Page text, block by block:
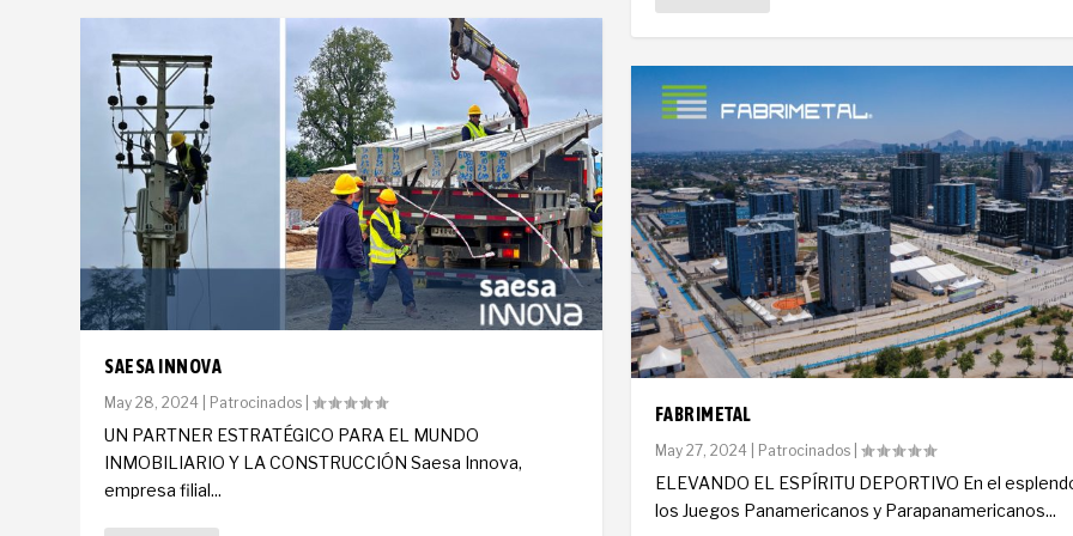
SAESA INNOVA
May 28, 2024 Patrocinados |
UN PARTNER ESTRATÉGICO PARA EL MUNDO
INMOBILIARIO Y LA CONSTRUCCIÓN Saesa Innova,
empresa filial...
FABRIMETAL
May 27, 2024| Patrocinados|
ELEVANDO EL ESPÍRITU DEPORTIVO En el
los Juegos Panamericanos y Parapanamericanos...